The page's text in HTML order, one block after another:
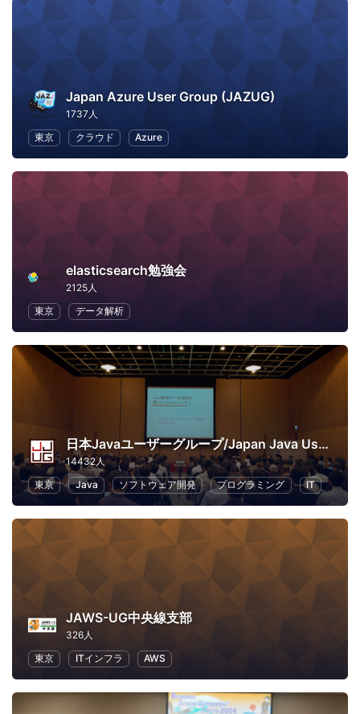
Japan Azure User Group (JAZUG)
1737人
東京
クラウド Azure
elasticsearch勉強会
2125人
東京
データ解析
日本Javaユーザーグループ/Japan Java User Group
14432人
東京
Java ソフトウェア開発 プログラミング IT
JAWS-UG中央線支部
326人
東京
ITインフラ AWS